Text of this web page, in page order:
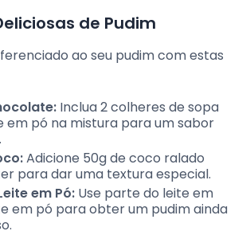
de Pudim
ao seu pudim com estas
Inclua 2 colheres de sopa
em pó na mistura para um sabor
Adicione 50g de coco ralado
para dar uma textura especial.
em Pó: Use parte do leite em
em pó para obter um pudim ainda